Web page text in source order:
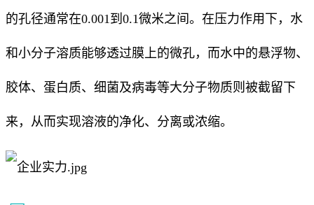
的孔径通常在0.001到0.1微米之间。在压力作用下，水
和小分子溶质能够透过膜上的微孔，而水中的悬浮物、
胶体、蛋白质、细菌及病毒等大分子物质则被截留下
来，从而实现溶液的净化、分离或浓缩。